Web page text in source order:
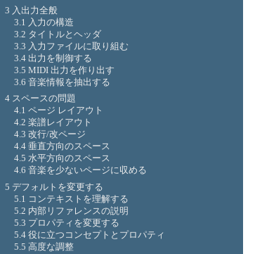
3 入出力全般
3.1 入力の構造
3.2 タイトルとヘッダ
3.3 入力ファイルに取り組む
3.4 出力を制御する
3.5 MIDI 出力を作り出す
3.6 音楽情報を抽出する
4 スペースの問題
4.1 ページ レイアウト
4.2 楽譜レイアウト
4.3 改行/改ページ
4.4 垂直方向のスペース
4.5 水平方向のスペース
4.6 音楽を少ないページに収める
5 デフォルトを変更する
5.1 コンテキストを理解する
5.2 内部リファレンスの説明
5.3 プロパティを変更する
5.4 役に立つコンセプトとプロパティ
5.5 高度な調整